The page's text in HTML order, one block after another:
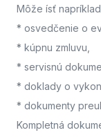
Môže ísť
* osvedčenie o
* kúpnu zmluvu,
* servisnú
* doklady o
* dokumenty
Kompletná